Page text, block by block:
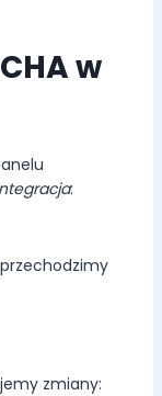
w
:
zmiany: